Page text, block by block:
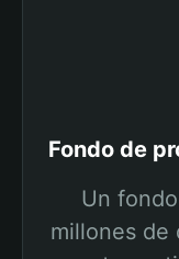
Fondo de
Un
millones de